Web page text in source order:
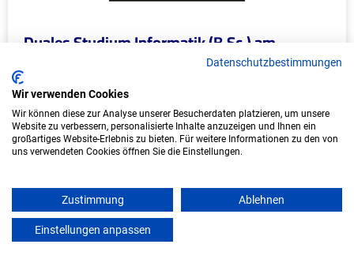
Duales Studium Informatik (B.Sc.) am
virtuellen Campus - Lange Immo GmbH
LANGE IMMO GmbH
In Kooperation mit IU Duales Studium
(Internationale Hochschule)
Start: Oktober 2026
Freie Plätze: 1
Datenschutzbestimmungen
Wir verwenden Cookies
Wir können diese zur Analyse unserer Besucherdaten platzieren, um unsere
Website zu verbessern, personalisierte Inhalte anzuzeigen und Ihnen ein
großartiges Website-Erlebnis zu bieten. Für weitere Informationen zu den von
uns verwendeten Cookies öffnen Sie die Einstellungen.
Zustimmung Ablehnen
Einstellungen anpassen